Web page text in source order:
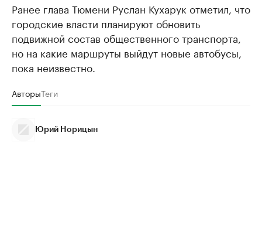
Ранее глава Тюмени Руслан Кухарук отметил, что
городские власти планируют обновить
подвижной состав общественного транспорта,
но на какие маршруты выйдут новые автобусы,
пока неизвестно.
АвторыТеги
Юрий Норицын